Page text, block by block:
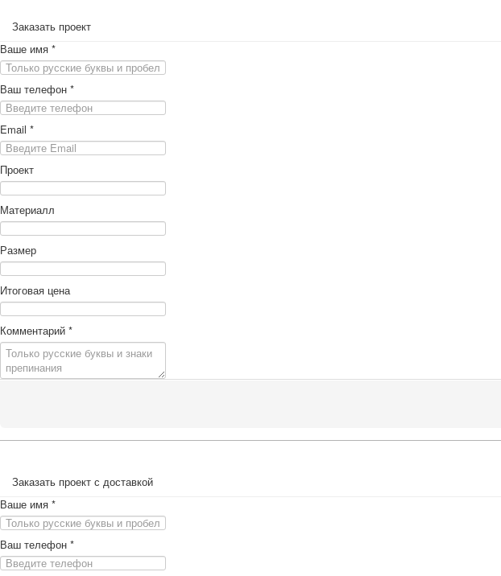
Заказать проект
Ваше имя *
Ваш телефон *
Email *
Проект
Материалл
Размер
Итоговая цена
Комментарий *
Заказать проект с доставкой
Ваше имя *
Ваш телефон *